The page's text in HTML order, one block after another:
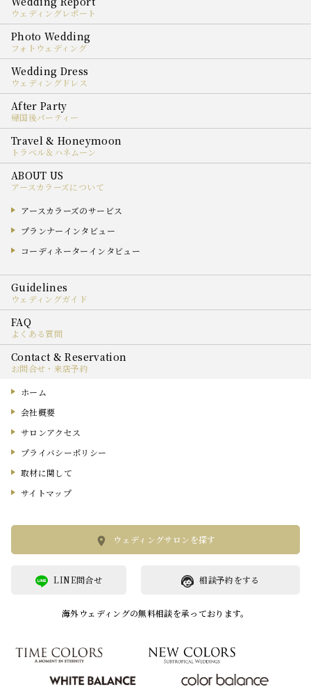
ウェディングレポート
フォトウェディング
ウェディングドレス
帰国後パーティー
トラベル＆ハネムーン
アースカラーズについて
アースカラーズのサービス
プランナーインタビュー
コーディネーターインタビュー
ウェディングガイド
よくある質問
お問合せ・来店予約
ホーム
会社概要
サロンアクセス
プライバシーポリシー
取材に関して
サイトマップ
ウェディングサロンを探す
相談予約をする
LINE問合せ
海外ウェディングの無料相談を承っております。